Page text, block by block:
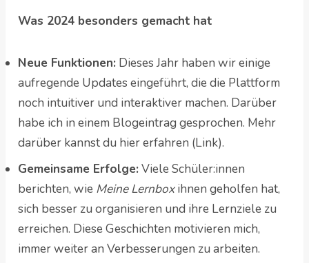
Was 2024 besonders gemacht hat
Neue Funktionen:Dieses Jahr haben wir einige
aufregende Updates eingeführt, die die Plattform
noch intuitiver und interaktiver machen. Darüber
habe ich in einem Blogeintrag gesprochen. Mehr
darüber kannst du hier erfahren (Link).
Gemeinsame Erfolge:Viele Schüler:innen
berichten, wie Meine Lernboxihnen geholfen hat,
sich besser zu organisieren und ihre Lernziele zu
erreichen. Diese Geschichten motivieren mich,
immer weiter an Verbesserungen zu arbeiten.